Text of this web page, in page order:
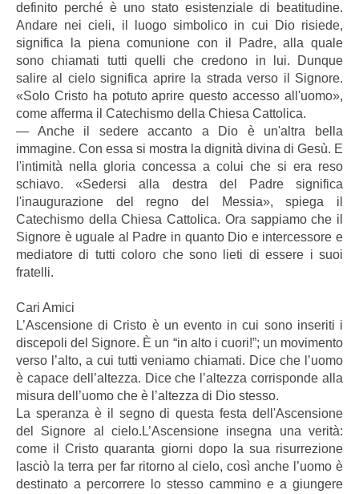
definito perché è uno stato esistenziale di beatitudine.
Andare nei cieli, il luogo simbolico in cui Dio risiede,
significa la piena comunione con il Padre, alla quale
sono chiamati tutti quelli che credono in lui. Dunque
salire al cielo significa aprire la strada verso il Signore.
«Solo Cristo ha potuto aprire questo accesso all'uomo»,
come afferma il Catechismo della Chiesa Cattolica.
― Anche il sedere accanto a Dio è un'altra bella
immagine. Con essa si mostra la dignità divina di Gesù. E
l'intimità nella gloria concessa a colui che si era reso
schiavo. «Sedersi alla destra del Padre significa
l'inaugurazione del regno del Messia», spiega il
Catechismo della Chiesa Cattolica. Ora sappiamo che il
Signore è uguale al Padre in quanto Dio e intercessore e
mediatore di tutti coloro che sono lieti di essere i suoi
fratelli.
Cari Amici
L’Ascensione di Cristo è un evento in cui sono inseriti i
discepoli del Signore. È un “in alto i cuori!”; un movimento
verso l’alto, a cui tutti veniamo chiamati. Dice che l’uomo
è capace dell’altezza. Dice che l’altezza corrisponde alla
misura dell’uomo che è l’altezza di Dio stesso.
La speranza è il segno di questa festa dell'Ascensione
del Signore al cielo.L’Ascensione insegna una verità:
come il Cristo quaranta giorni dopo la sua risurrezione
lasciò la terra per far ritorno al cielo, così anche l’uomo è
destinato a percorrere lo stesso cammino e a giungere